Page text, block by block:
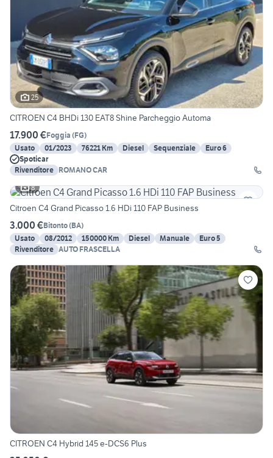
25
CITROEN C4 BHDi 130 EAT8 Shine Parcheggio Automa
17.900 €Foggia (FG)
Usato
01/2023 76221 Km Diesel Sequenziale
Euro 6
Spoticar
Rivenditore ROMANO CAR
8
Citroen C4 Grand Picasso 1.6 HDi 110 FAP Business
3.000 €Bitonto(BA)
Usato
08/2012 150000 Km Diesel Manuale
Euro 5
Rivenditore AUTO FRASCELLA
CITROEN C4 Hybrid 145 e-DCS6 Plus